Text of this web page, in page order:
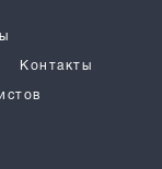
Контакты